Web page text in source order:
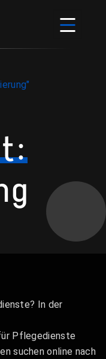
In der
Pflegedienste
suchen online nach